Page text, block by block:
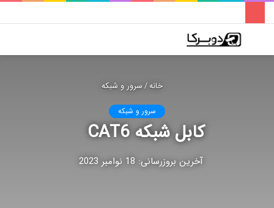
پوسته
فهرست
خانه/سرور و شبکه
سرور و شبکه
کابل شبکه CAT6
آخرین بروزرسانی: 18 نوامبر 2023